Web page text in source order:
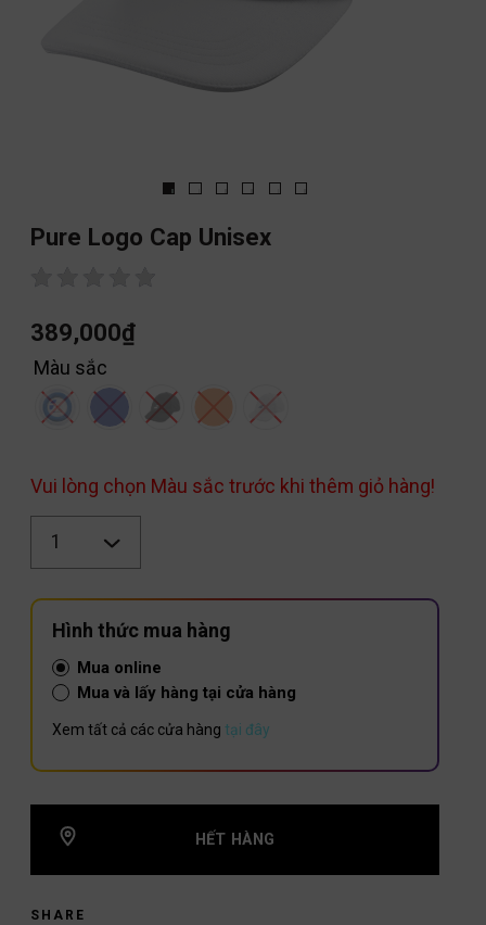
Pure Logo Cap Unisex
389,000₫
Màu sắc
Vui lòng chọn Màu sắc trước khi thêm giỏ hàng!
lượng
Hình thức mua hàng
Mua online
Mua và lấy hàng tại cửa hàng
Xem tất cả các cửa hàng tại đây
HẾT HÀNG
SHARE